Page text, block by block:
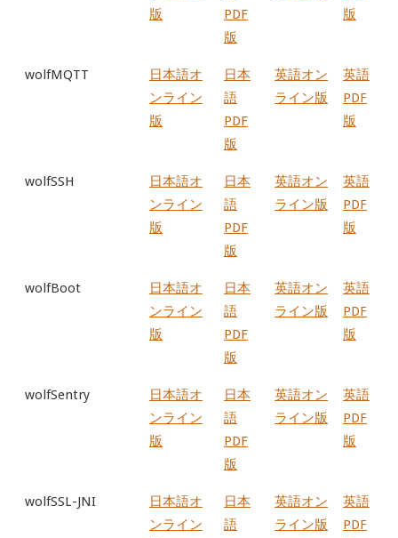
版
PDF
版
版
wolfMQTT
日本語オ
ンライン
版
日本
語
PDF
版
英語オン
ライン版
英語
PDF
版
wolfSSH
日本語オ
ンライン
版
日本
語
PDF
版
英語オン
ライン版
英語
PDF
版
wolfBoot
日本語オ
ンライン
版
日本
語
PDF
版
英語オン
ライン版
英語
PDF
版
wolfSentry
日本語オ
ンライン
版
日本
語
PDF
版
英語オン
ライン版
英語
PDF
版
wolfSSL-JNI
日本語オ
ンライン
日本
語
英語オン
ライン版
英語
PDF